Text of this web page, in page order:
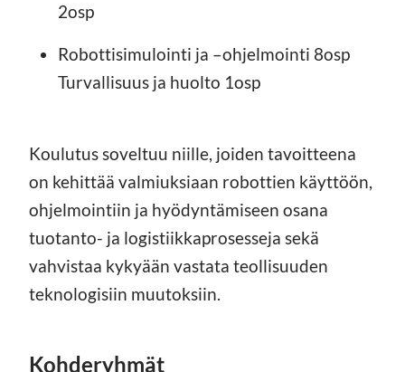
2osp
Robottisimulointi ja –ohjelmointi 8osp
Turvallisuus ja huolto 1osp
Koulutus soveltuu niille, joiden tavoitteena
on kehittää valmiuksiaan robottien käyttöön,
ohjelmointiin ja hyödyntämiseen osana
tuotanto- ja logistiikkaprosesseja sekä
vahvistaa kykyään vastata teollisuuden
teknologisiin muutoksiin.
Kohderyhmät